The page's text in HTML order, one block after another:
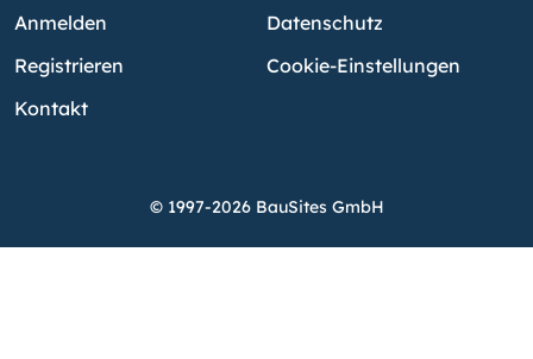
Anmelden
Registrieren
Kontakt
Datenschutz
Cookie-Einstellungen
© 1997-2026 BauSites GmbH